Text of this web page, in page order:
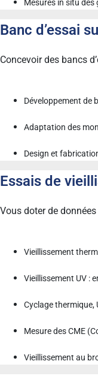
Mesures in situ
Banc d’essai
Concevoir des bancs
Développement de
Adaptation des
Design et
Essais de
Vous doter de
Vieillissement
Vieillissement UV :
Cyclage thermique,
Mesure des CME
Vieillissement au